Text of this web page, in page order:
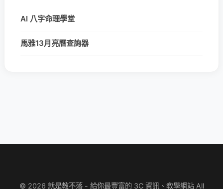
AI 八字命理學堂
馬雅13月亮曆查詢器
© 2026 就是教不落 - 給你最豐富的 3C 資訊、教學網站 All